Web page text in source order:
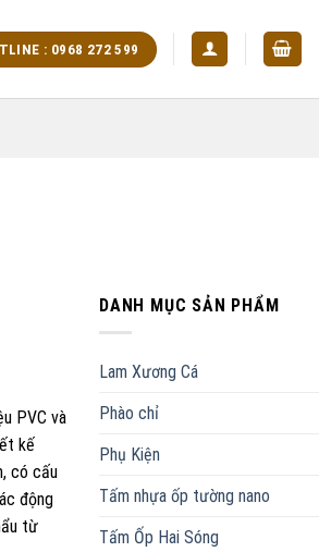
: 0968 272 599
PVC và
kế
có cấu
động
từ
DANH MỤC SẢN PHẨM
Lam Xương Cá
Phào chỉ
Phụ Kiện
Tấm nhựa ốp tường nano
Tấm Ốp Hai Sóng